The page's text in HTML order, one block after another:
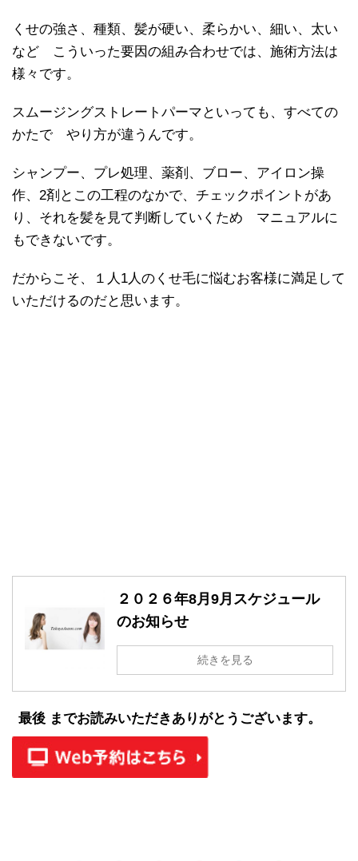
くせの強さ、種類、髪が硬い、柔らかい、細い、太い
など こういった要因の組み合わせでは、施術方法は
様々です。
スムージングストレートパーマといっても、すべての
かたで やり方が違うんです。
シャンプー、プレ処理、薬剤、ブロー、アイロン操
作、2剤とこの工程のなかで、チェックポイントがあ
り、それを髪を見て判断していくため マニュアルに
もできないです。
だからこそ、１人1人のくせ毛に悩むお客様に満足して
いただけるのだと思います。
２０２６年8月9月スケジュール
のお知らせ
続きを見る
最後 までお読みいただきありがとうございます。